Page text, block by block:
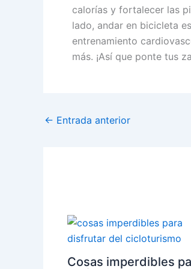
calorías y fortalecer las
lado, andar en bicicleta
entrenamiento
más. ¡Así que ponte tus
← Entrada anterior
Cosas imperdibles